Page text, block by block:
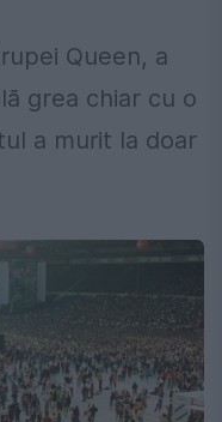
Queen, a
grea chiar cu o
a murit la doar